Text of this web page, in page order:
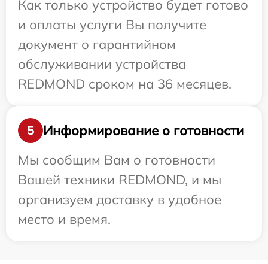
Как только устройство будет готово
и оплаты услуги Вы получите
документ о гарантийном
обслуживании устройства
REDMOND сроком на 36 месяцев.
5
Информирование о готовности
Мы сообщим Вам о готовности
Вашей техники REDMOND, и мы
организуем доставку в удобное
место и время.